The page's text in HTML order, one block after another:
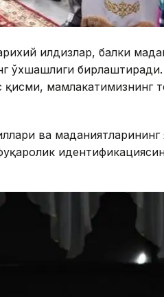
илдизлар, балки
ўхшашлиги бирлаштиради.
қисми, мамлакатимизнинг
ва маданиятларининг